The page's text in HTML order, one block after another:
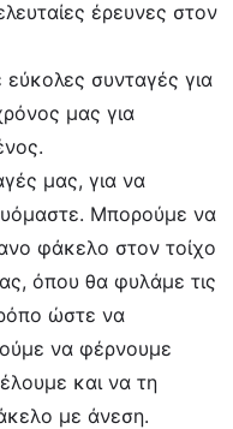
έρευνες στον
εύκολες συνταγές για
μας για
μας, για να
Μπορούμε να
φάκελο στον τοίχο
όπου θα φυλάμε τις
ώστε να
να φέρνουμε
και να τη
με άνεση.